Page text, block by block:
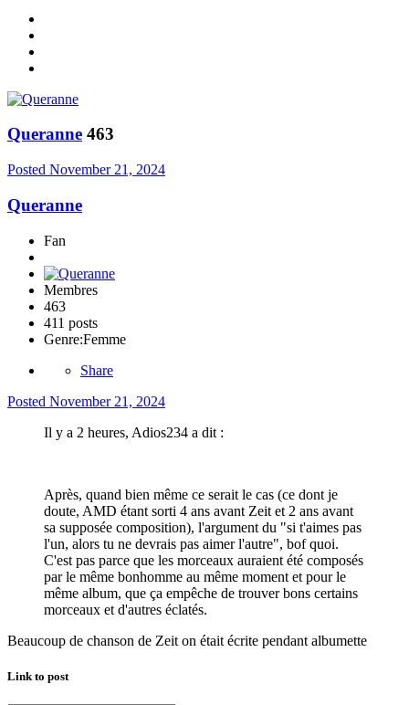
Queranne 463
Posted November 21, 2024
Queranne
Fan
Membres
463
411 posts
Genre:Femme
Share
Posted November 21, 2024
Il y a 2 heures, Adios234 a dit :
Après, quand bien même ce serait le cas (ce dont je
doute, AMD étant sorti 4 ans avant Zeit et 2 ans avant
sa supposée composition), l'argument du "si t'aimes pas
l'un, alors tu ne devrais pas aimer l'autre", bof quoi.
C'est pas parce que les morceaux auraient été composés
par le même bonhomme au même moment et pour le
même album, que ça empêche de trouver bons certains
morceaux et d'autres éclatés.
Beaucoup de chanson de Zeit on était écrite pendant albumette
Link to post